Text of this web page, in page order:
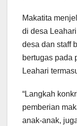
Makatita
di desa
desa dan staff
bertugas pada
Leahari
“Langkah
pemberian
anak-anak,